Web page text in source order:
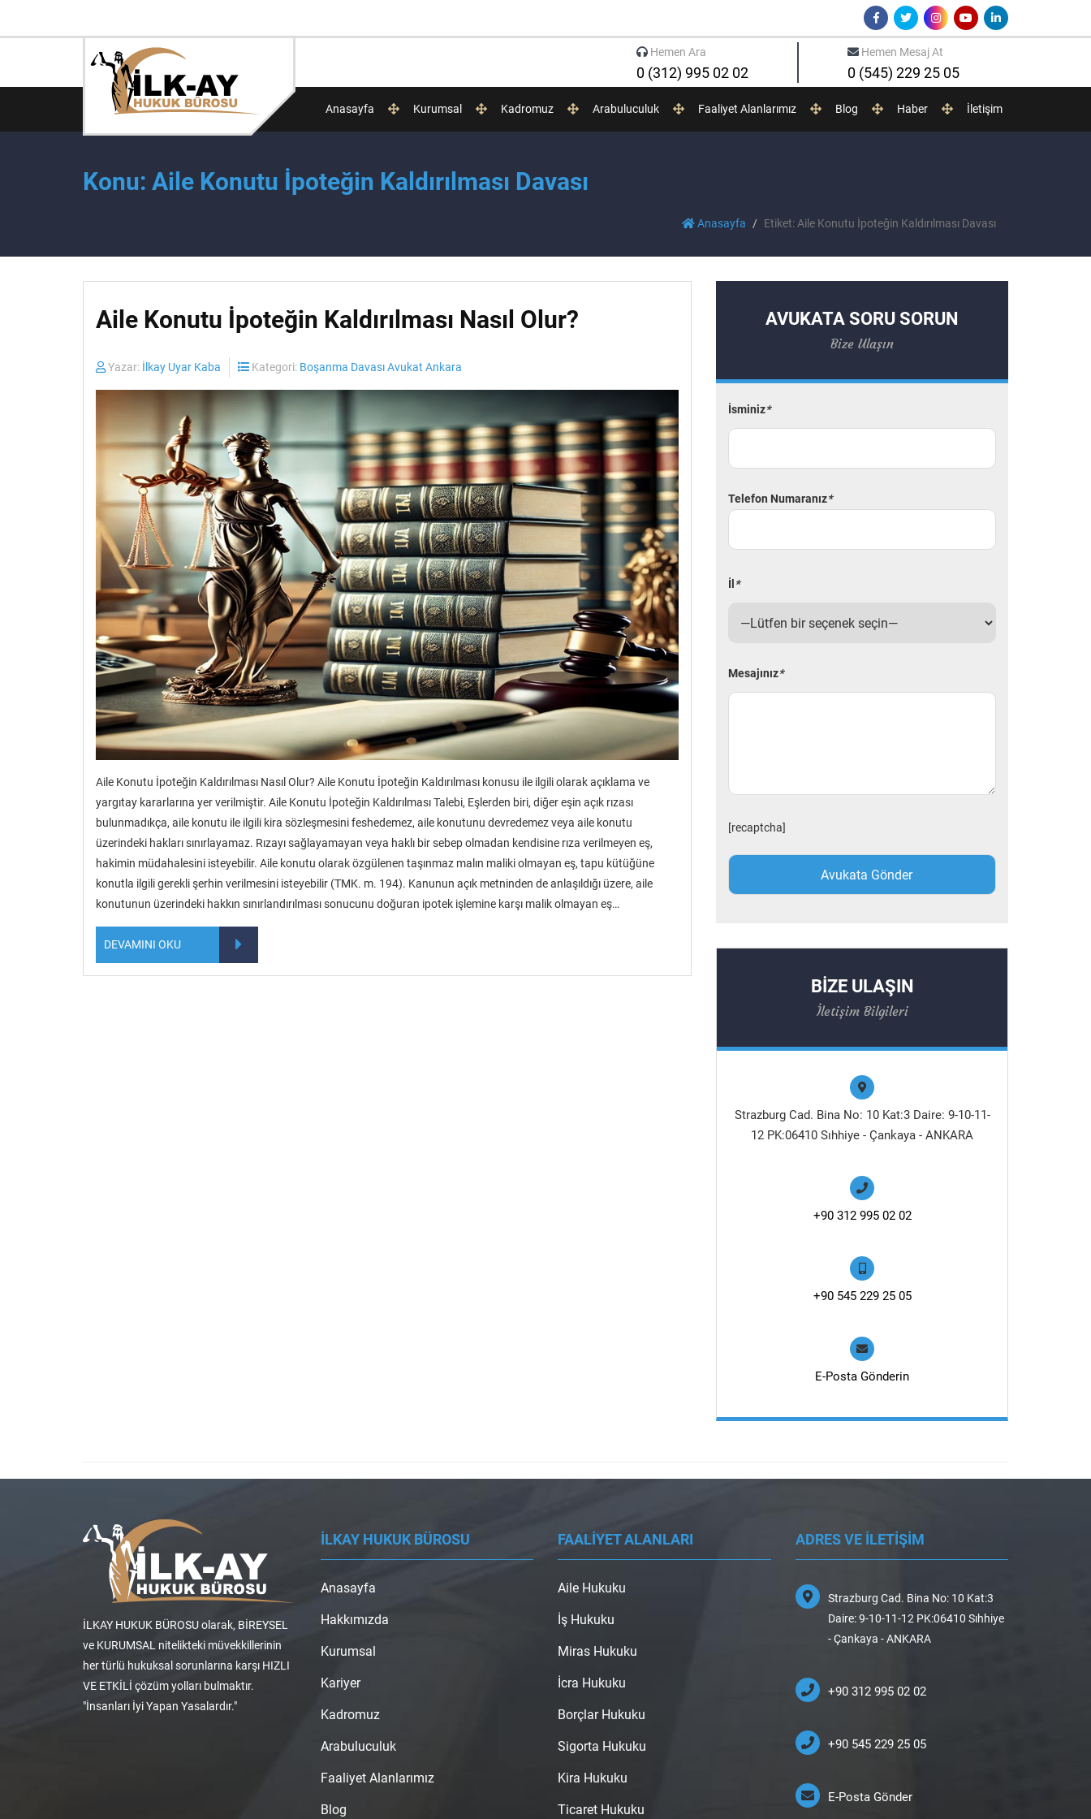
Hemen Ara
0 (312) 995 02 02
Hemen Mesaj At
0 (545) 229 25 05
Anasayfa Kurumsal Kadromuz Arabuluculuk Faaliyet Alanlarımız Blog Haber İletişim
Konu: Aile Konutu İpoteğin Kaldırılması Davası
Anasayfa Etiket: Aile Konutu İpoteğin Kaldırılması Davası
Aile Konutu İpoteğin Kaldırılması Nasıl Olur?
Yazar: İlkay Uyar Kaba Kategori: Boşanma Davası Avukat Ankara
Aile Konutu İpoteğin Kaldırılması Nasıl Olur? Aile Konutu İpoteğin Kaldırılması konusu ile ilgili olarak açıklama ve
yargıtay kararlarına yer verilmiştir. Aile Konutu İpoteğin Kaldırılması Talebi, Eşlerden biri, diğer eşin açık rızası
bulunmadıkça, aile konutu ile ilgili kira sözleşmesini feshedemez, aile konutunu devredemez veya aile konutu
üzerindeki hakları sınırlayamaz. Rızayı sağlayamayan veya haklı bir sebep olmadan kendisine rıza verilmeyen eş,
hakimin müdahalesini isteyebilir. Aile konutu olarak özgülenen taşınmaz malın maliki olmayan eş, tapu kütüğüne
konutla ilgili gerekli şerhin verilmesini isteyebilir (TMK. m. 194). Kanunun açık metninden de anlaşıldığı üzere, aile
konutunun üzerindeki hakkın sınırlandırılması sonucunu doğuran ipotek işlemine karşı malik olmayan eş…
DEVAMINI OKU
AVUKATA SORU SORUN
Bize Ulaşın
İsminiz*
Telefon Numaranız*
İl *
Mesajınız*
[recaptcha]
BİZE ULAŞIN
İletişim Bilgileri
Strazburg Cad. Bina No: 10 Kat:3 Daire: 9-10-11-
12 PK:06410 Sıhhiye - Çankaya - ANKARA
+90 312 995 02 02
+90 545 229 25 05
E-Posta Gönderin
İLKAY HUKUK BÜROSU olarak, BİREYSEL
ve KURUMSAL nitelikteki müvekkillerinin
her türlü hukuksal sorunlarına karşı HIZLI
VE ETKİLİ çözüm yolları bulmaktır.
"İnsanları İyi Yapan Yasalardır."
İLKAY HUKUK BÜROSU
Anasayfa
Hakkımızda
Kurumsal
Kariyer
Kadromuz
Arabuluculuk
Faaliyet Alanlarımız
Blog
FAALİYET ALANLARI
Aile Hukuku
İş Hukuku
Miras Hukuku
İcra Hukuku
Borçlar Hukuku
Sigorta Hukuku
Kira Hukuku
Ticaret Hukuku
ADRES VE İLETİŞİM
Strazburg Cad. Bina No: 10 Kat:3
Daire: 9-10-11-12 PK:06410 Sıhhiye
- Çankaya - ANKARA
+90 312 995 02 02
+90 545 229 25 05
E-Posta Gönder